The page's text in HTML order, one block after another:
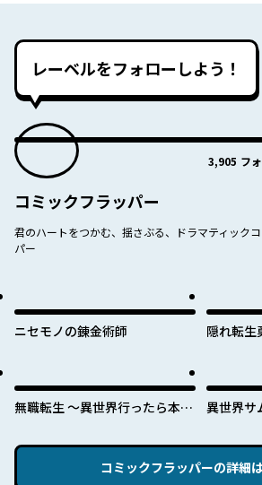
レーベルをフォローしよう！
3,905 フ
コミックフラッパー
君のハートをつかむ、揺さぶる、ドラマティック
パー
ニセモノの錬金術師
隠れ転生
無職転生 ～異世界行ったら本気
異世界サ
コミックフラッパーの詳細